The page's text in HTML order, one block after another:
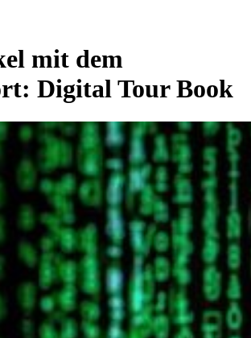
mit dem
Digital Tour Book